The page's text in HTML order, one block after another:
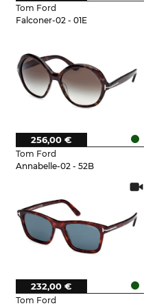
Tom Ford
Falconer-02 - 01E
Tom Ford
Annabelle-02 - 52B
256,00 €
Tom Ford
232,00 €